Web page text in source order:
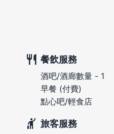
餐飲服務
酒吧/酒廊數量 - 1
早餐 (付費)
點心吧/輕食店
旅客服務